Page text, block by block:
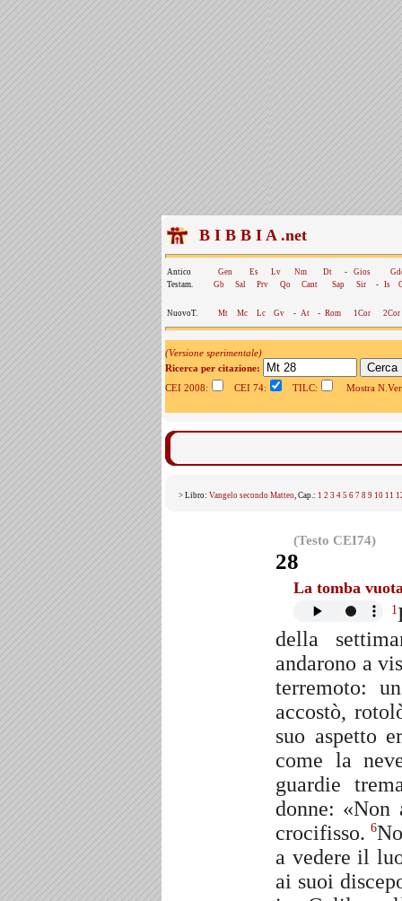
B I B B I A .net
Antico Gen Es Lv Nm Dt - Gios
Testam.
Gb Sal Prv Qo Cant Sap Sir - Is
NuovoT. Mt Mc Lc Gv - At - Rom 1Cor 2Cor
(Versione sperimentale)
Ricerca per citazione:
CEI 2008:
CEI 74: TILC: Mostra
> Libro: Vangelo secondo Matteo, Cap.: 1 2 3 4 5 6 7 8 9 10 11
(Testo CEI74)
28
La tomba
1
della
andarono a
terremoto:
accostò,
suo aspetto
come la
guardie
donne: «Non
crocifisso.6
a vedere il
ai suoi